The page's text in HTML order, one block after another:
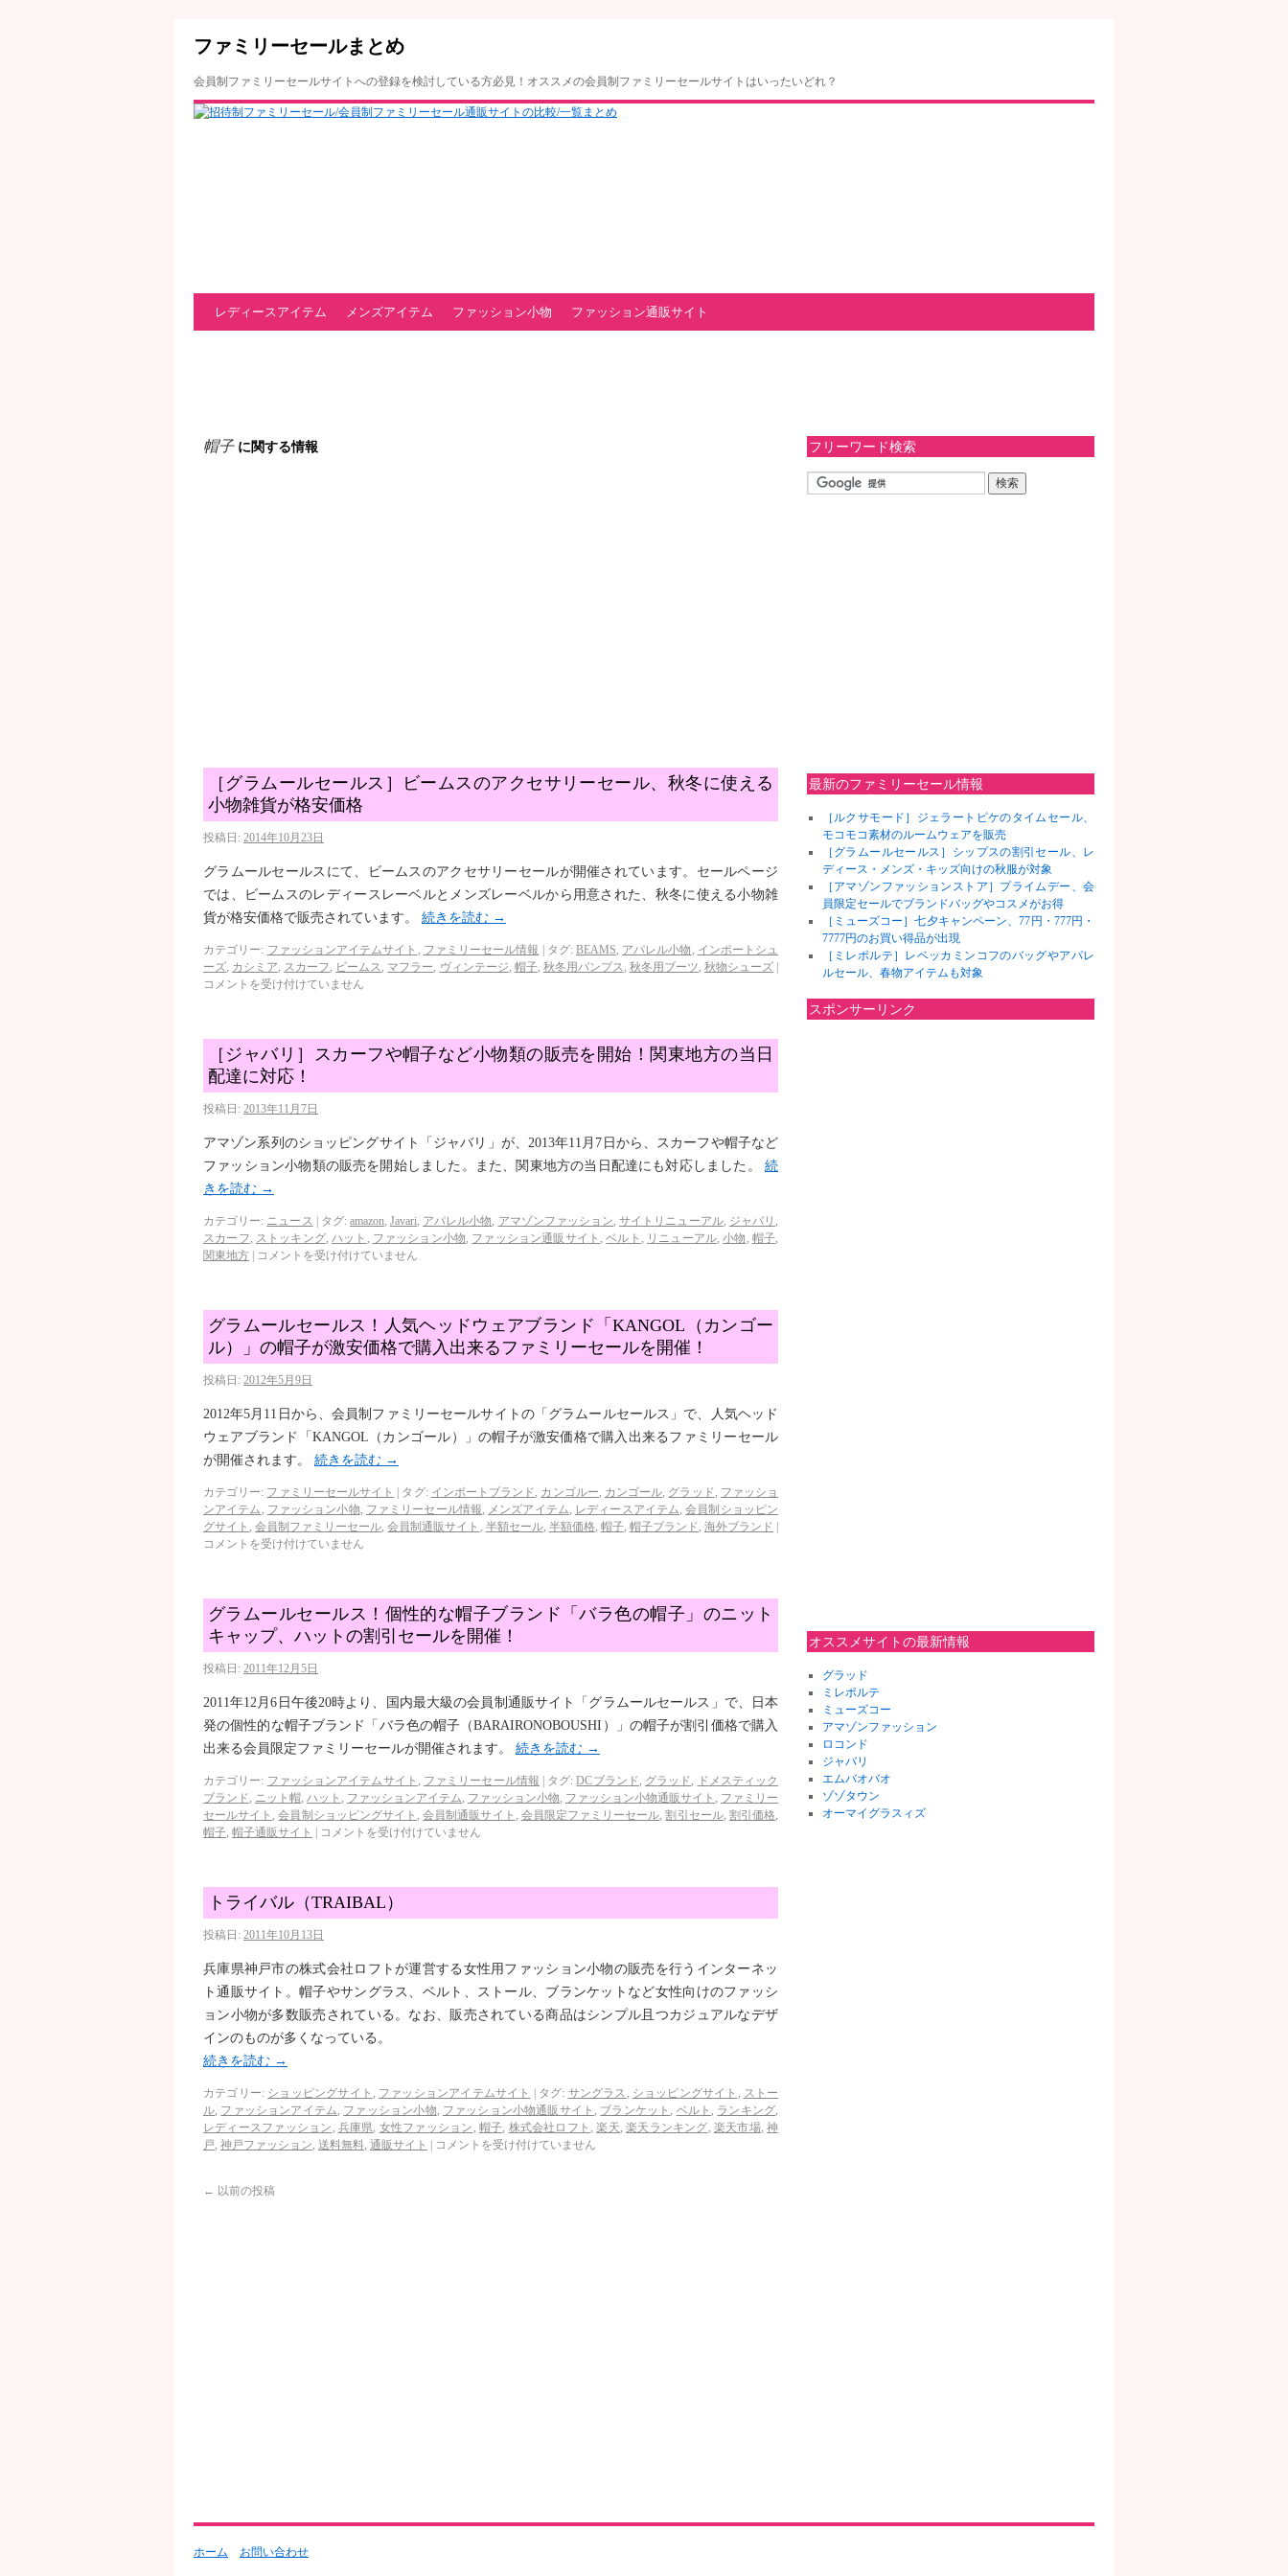
ファミリーセールまとめ
会員制ファミリーセールサイトへの登録を検討している方必見！オススメの会員制ファミリーセールサイトはいったいどれ？
レディースアイテム メンズアイテム ファッション小物 ファッション通販サイト
帽子に関する情報
［グラムールセールス］ビームスのアクセサリーセール、秋冬に使える
小物雑貨が格安価格
投稿日: 2014年10月23日
グラムールセールスにて、ビームスのアクセサリーセールが開催されています。セールページ
では、ビームスのレディースレーベルとメンズレーベルから用意された、秋冬に使える小物雑
貨が格安価格で販売されています。 続きを読む →
カテゴリー: ファッションアイテムサイト , ファミリーセール情報 タグ: BEAMS, アパレル小物 , インポートシュ
ーズ, カシミア, スカーフ, ビームス, マフラー, ヴィンテージ, 帽子, 秋冬用パンプス, 秋冬用ブーツ,秋物シューズ
コメントを受け付けていません
［ジャバリ］スカーフや帽子など小物類の販売を開始！関東地方の当日
配達に対応！
投稿日: 2013年11月7日
アマゾン系列のショッピングサイト「ジャバリ」が、2013年11月7日から、スカーフや帽子など
ファッション小物類の販売を開始しました。また、関東地方の当日配達にも対応しました。 続
きを読む →
カテゴリー: ニュース タグ: amazon, Javari, アパレル小物, アマゾンファッション,サイトリニューアル, ジャバリ ,
スカーフ, ストッキング,ハット , ファッション小物, ファッション通販サイト ,ベルト , リニューアル,小物 , 帽子,
関東地方
コメントを受け付けていません
グラムールセールス！人気ヘッドウェアブランド「KANGOL（カンゴー
ル）」の帽子が激安価格で購入出来るファミリーセールを開催！
投稿日: 2012年5月9日
2012年5月11日から、会員制ファミリーセールサイトの「グラムールセールス」で、人気ヘッド
ウェアブランド「KANGOL（カンゴール）」の帽子が激安価格で購入出来るファミリーセール
が開催されます。 続きを読む →
カテゴリー: ファミリーセールサイト タグ: インポートブランド, カンゴルー, カンゴール, グラッド, ファッショ
ンアイテム , ファッション小物, ファミリーセール情報, メンズアイテム, レディースアイテム,会員制ショッピン
グサイト ,会員制ファミリーセール,会員制通販サイト , 半額セール, 半額価格, 帽子, 帽子ブランド,海外ブランド
コメントを受け付けていません
グラムールセールス！個性的な帽子ブランド「バラ色の帽子」のニット
キャップ、ハットの割引セールを開催！
投稿日: 2011年12月5日
2011年12月6日午後20時より、国内最大級の会員制通販サイト「グラムールセールス」で、日本
発の個性的な帽子ブランド「バラ色の帽子（BARAIRONOBOUSHI）」の帽子が割引価格で購入
出来る会員限定ファミリーセールが開催されます。 続きを読む →
カテゴリー: ファッションアイテムサイト , ファミリーセール情報 タグ: DCブランド, グラッド,
ドメスティック
ブランド, ニット帽, ハット , ファッションアイテム, ファッション小物, ファッション小物通販サイト , ファミリー
セールサイト ,会員制ショッピングサイト ,会員制通販サイト , 会員限定ファミリーセール,割引セール, 割引価格,
帽子, 帽子通販サイト コメントを受け付けていません
トライバル（TRAIBAL）
投稿日: 2011年10月13日
兵庫県神戸市の株式会社ロフトが運営する女性用ファッション小物の販売を行うインターネッ
ト通販サイト。帽子やサングラス、ベルト、ストール、ブランケットなど女性向けのファッシ
ョン小物が多数販売されている。なお、販売されている商品はシンプル且つカジュアルなデザ
インのものが多くなっている。
続きを読む →
カテゴリー: ショッピングサイト , ファッションアイテムサイト タグ: サングラス , ショッピングサイト , ストー
ル, ファッションアイテム, ファッション小物, ファッション小物通販サイト , ブランケット , ベルト , ランキング,
レディースファッション , 兵庫県, 女性ファッション , 帽子, 株式会社ロフト ,楽天,楽天ランキング, 楽天市場,神
戸, 神戸ファッション, 送料無料, 通販サイト コメントを受け付けていません
← 以前の投稿
フリーワード検索
最新のファミリーセール情報
［ルクサモード］ジェラートピケのタイムセール、
モコモコ素材のルームウェアを販売
［グラムールセールス］シップスの割引セール、レ
ディース・メンズ・キッズ向けの秋服が対象
［アマゾンファッションストア］プライムデー、会
員限定セールでブランドバッグやコスメがお得
［ミューズコー］七夕キャンペーン、77円・777円・
7777円のお買い得品が出現
［ミレポルテ］レベッカミンコフのバッグやアパレ
ルセール、春物アイテムも対象
スポンサーリンク
オススメサイトの最新情報
グラッド
ミレポルテ
ミューズコー
アマゾンファッション
ロコンド
ジャバリ
エムバオバオ
ゾゾタウン
オーマイグラスィズ
ホーム お問い合わせ